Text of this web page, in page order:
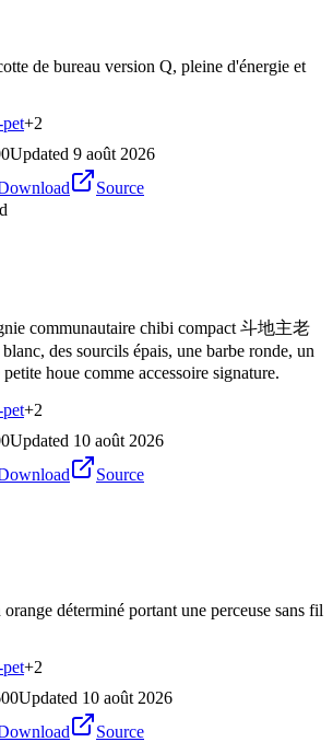
de bureau version Q, pleine d'énergie et
+2
Updated 9 août 2026
Source
communautaire chibi compact 斗地主老
des sourcils épais, une barbe ronde, un
houe comme accessoire signature.
+2
Updated 10 août 2026
Source
déterminé portant une perceuse sans fil
+2
Updated 10 août 2026
Source